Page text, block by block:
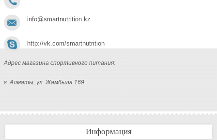
info@smartnutrition.kz
http://vk.com/smartnutrition
Адрес магазина спортивного питания:
г. Алматы, ул. Жамбыла 169
Информация